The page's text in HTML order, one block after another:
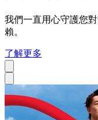
我們一直用心守護您
賴。
了解更多